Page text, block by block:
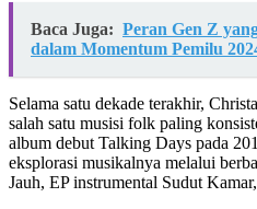
Baca Juga: Peran Gen Z
dalam Momentum Pemilu
Selama satu dekade terakhir,
salah satu musisi folk paling
album debut Talking Days pada
eksplorasi musikalnya melalui
Jauh, EP instrumental Sudut